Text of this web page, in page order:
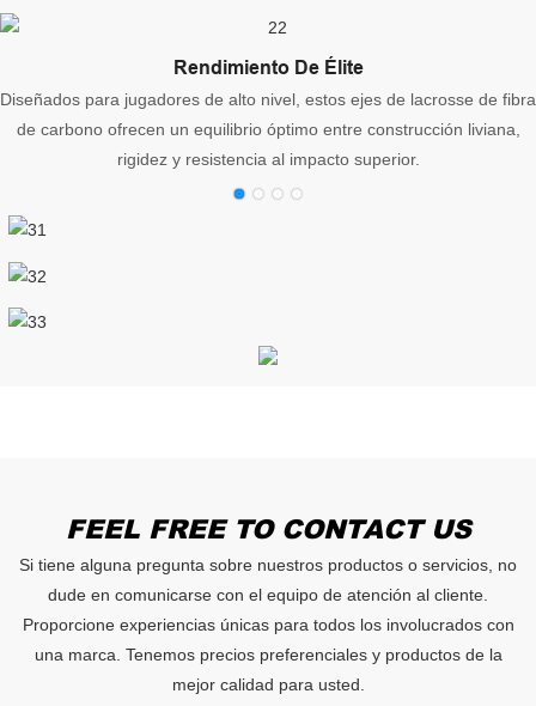
Rendimiento De Élite
Diseñados para jugadores de alto nivel, estos ejes de lacrosse de fibra
de carbono ofrecen un equilibrio óptimo entre construcción liviana,
rigidez y resistencia al impacto superior.
FEEL FREE TO CONTACT US
Si tiene alguna pregunta sobre nuestros productos o servicios, no
dude en comunicarse con el equipo de atención al cliente.
Proporcione experiencias únicas para todos los involucrados con
una marca. Tenemos precios preferenciales y productos de la
mejor calidad para usted.